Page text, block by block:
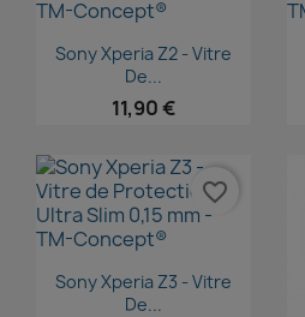
Aperçu rapide
Sony Xperia Z2 - Vitre
De...
11,90 €
Aperçu rapide
Sony Xperia Z3 - Vitre
De...
favorite_border